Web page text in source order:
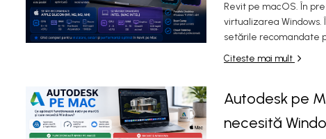
Revit pe macOS. În
virtualizarea Windows.
setările recomandate
Citeste mai mult
Autodesk pe
necesită